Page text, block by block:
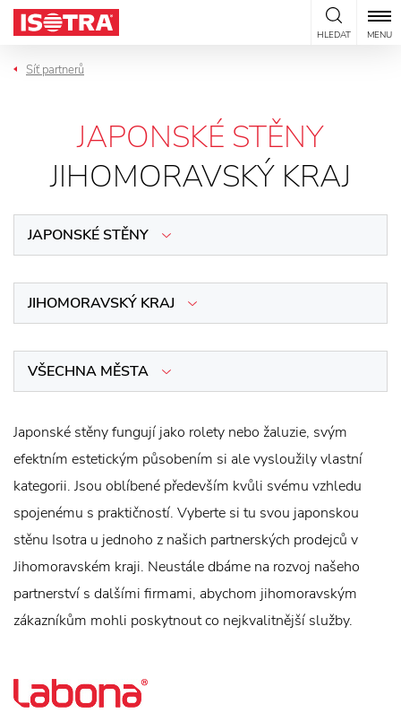
Přeskočit na obsah
HLEDAT MENU
Síť partnerů
JAPONSKÉ STĚNY
JIHOMORAVSKÝ KRAJ
JAPONSKÉ STĚNY
JIHOMORAVSKÝ KRAJ
VŠECHNA MĚSTA
Japonské stěny fungují jako rolety nebo žaluzie, svým
efektním estetickým působením si ale vysloužily vlastní
kategorii. Jsou oblíbené především kvůli svému vzhledu
spojenému s praktičností. Vyberte si tu svou japonskou
stěnu Isotra u jednoho z našich partnerských prodejců v
Jihomoravském kraji. Neustále dbáme na rozvoj našeho
partnerství s dalšími firmami, abychom jihomoravským
zákazníkům mohli poskytnout co nejkvalitnější služby.